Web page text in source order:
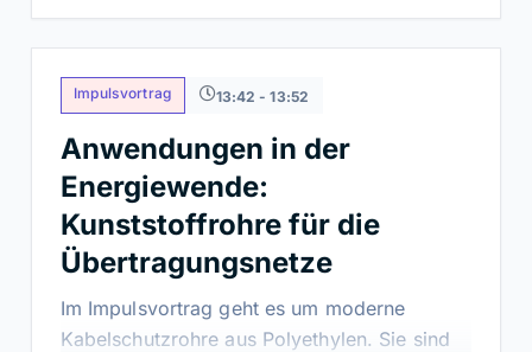
Innovationspotenziale zu erschließen und die
internationale Wettbewerbsfähigkeit beider
Regionen nachhaltig zu stärken.
Impulsvortrag 13:42 - 13:52
Anwendungen in der
Energiewende:
Kunststoffrohre für die
Übertragungsnetze
Im Impulsvortrag geht es um moderne
Kabelschutzrohre aus Polyethylen. Sie sind